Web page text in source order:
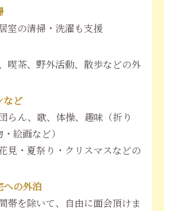
室の清掃・洗濯も支援
喫茶、野外活動、散歩などの外
など
らん、歌、体操、趣味（折り
絵画など）
見・夏祭り・クリスマスなどの
への外泊
帯を除いて、自由に面会頂けま